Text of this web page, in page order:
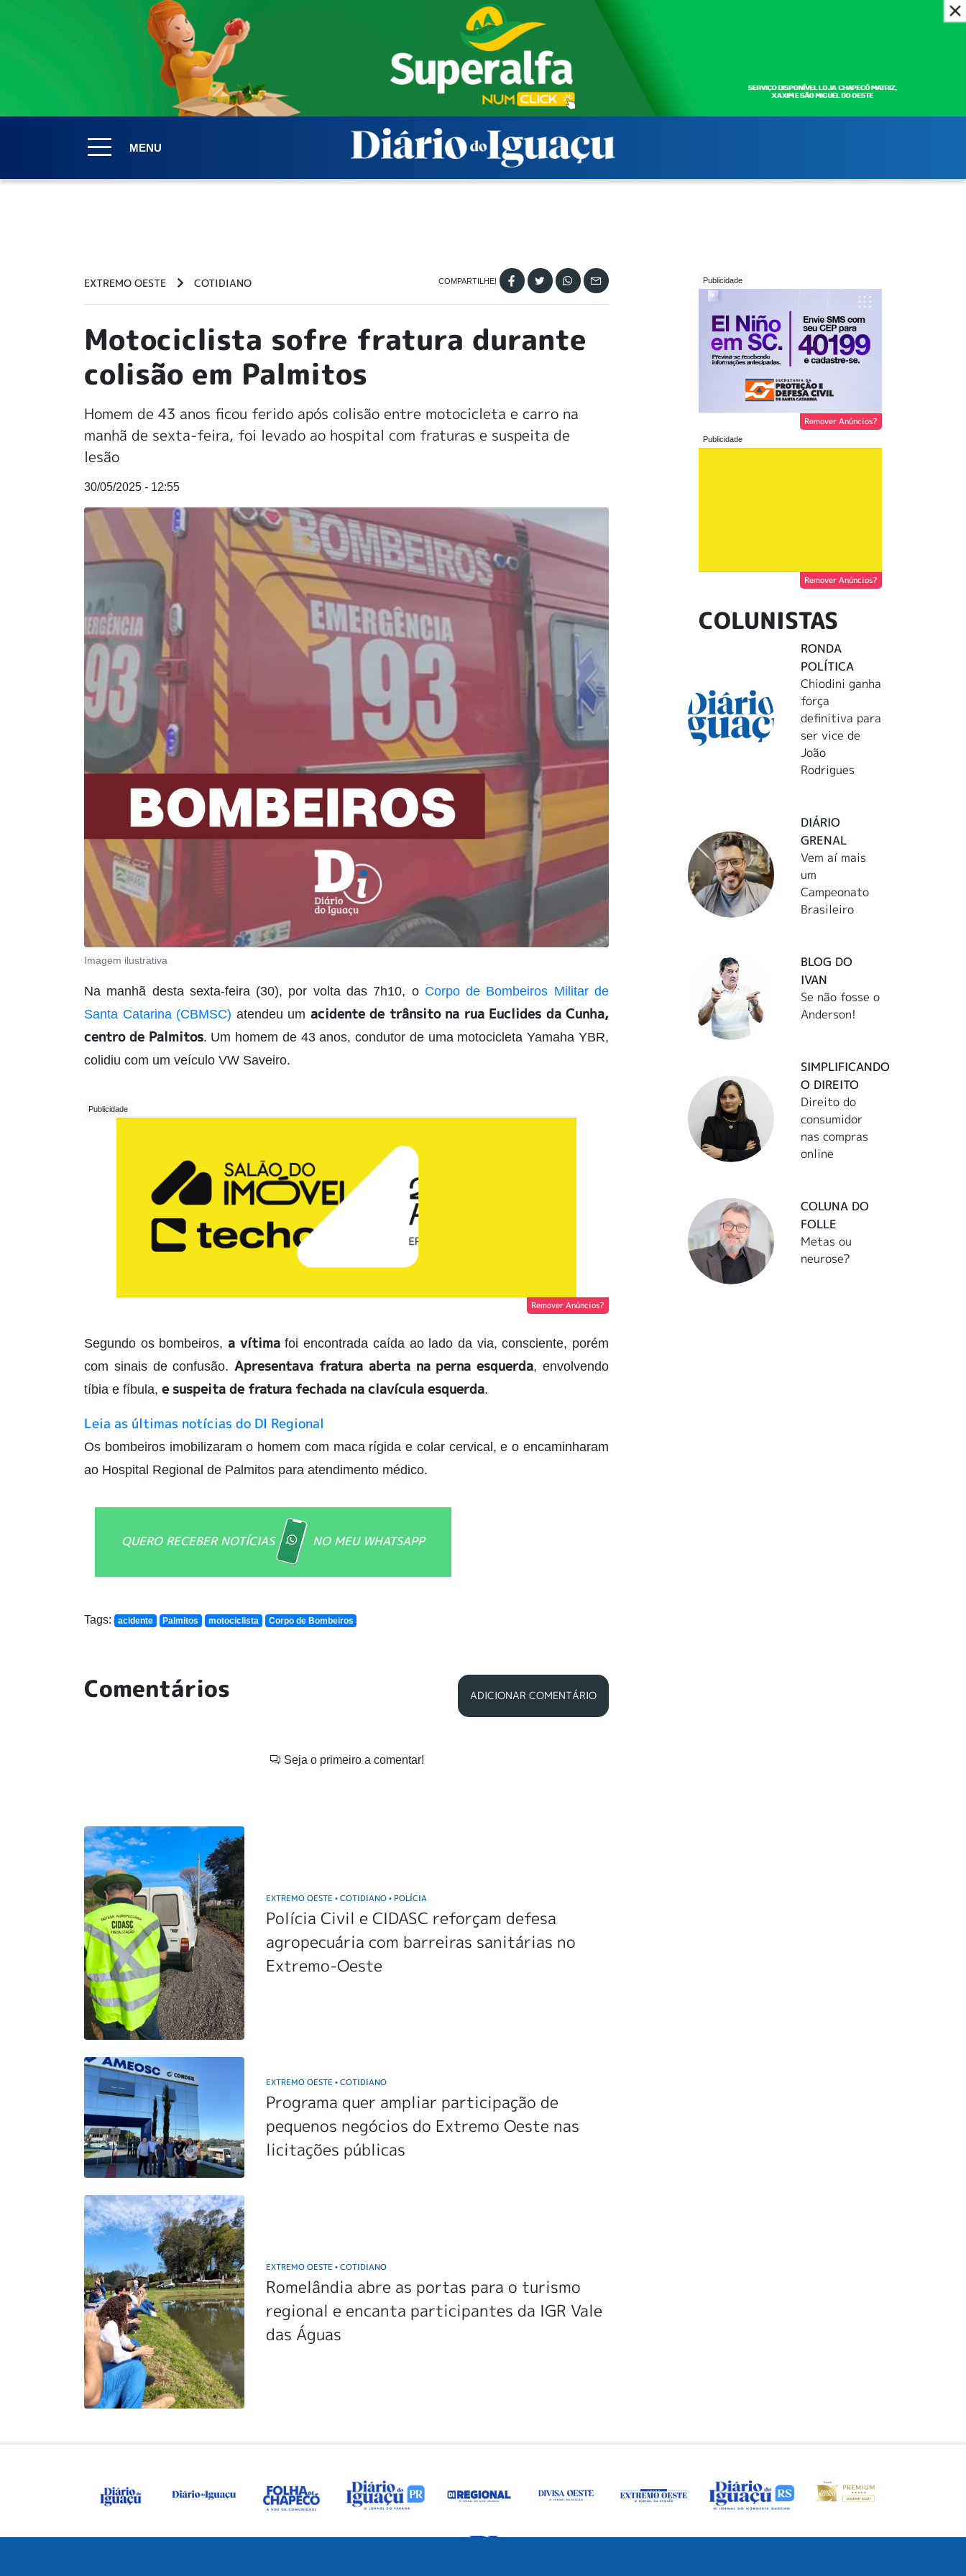
MENU
EXTREMO OESTE COTIDIANO
Motociclista sofre fratura durante
colisão em Palmitos
Homem de 43 anos ficou ferido após colisão entre motocicleta e carro na
manhã de sexta-feira, foi levado ao hospital com fraturas e suspeita de
lesão
30/05/2025 - 12:55
Imagem ilustrativa
Na manhã desta sexta-feira (30), por volta das 7h10, o Corpo de Bombeiros Militar de
Santa Catarina (CBMSC) atendeu um acidente de trânsito na rua Euclides da Cunha,
centro de Palmitos. Um homem de 43 anos, condutor de uma motocicleta Yamaha YBR,
colidiu com um veículo VW Saveiro.
Remover Anúncios?
Segundo os bombeiros, a vítimafoi encontrada caída ao lado da via, consciente, porém
com sinais de confusão.Apresentava fratura aberta na perna esquerda, envolvendo
tíbia e fíbula, e suspeita de fratura fechada na clavícula esquerda.
Leia as últimas notícias do DI Regional
Os bombeiros imobilizaram o homem com maca rígida e colar cervical, e o encaminharam
ao Hospital Regional de Palmitos para atendimento médico.
QUERO RECEBER NOTÍCIAS NO MEU WHATSAPP
Tags: acidente Palmitos motociclista Corpo de Bombeiros
Comentários ADICIONAR COMENTÁRIO
Seja o primeiro a comentar!
EXTREMO OESTE• COTIDIANO• POLÍCIA
Polícia Civil e CIDASC reforçam defesa
agropecuária com barreiras sanitárias no
Extremo-Oeste
EXTREMO OESTE• COTIDIANO
Programa quer ampliar participação de
pequenos negócios do Extremo Oeste nas
licitações públicas
EXTREMO OESTE• COTIDIANO
Romelândia abre as portas para o turismo
regional e encanta participantes da IGR Vale
das Águas
Remover Anúncios?
Remover Anúncios?
COLUNISTAS
RONDA
POLÍTICA
Chiodini ganha
força
definitiva para
ser vice de
João
Rodrigues
DIÁRIO
GRENAL
Vem aí mais
um
Campeonato
Brasileiro
BLOG DO
IVAN
Se não fosse o
Anderson!
SIMPLIFICANDO
O DIREITO
Direito do
consumidor
nas compras
online
COLUNA DO
FOLLE
Metas ou
neurose?